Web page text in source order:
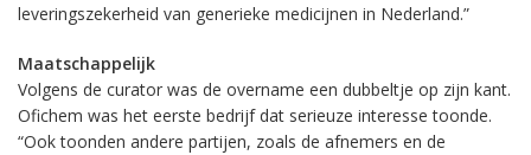
leveringszekerheid van generieke medicijnen in Nederland.”
Maatschappelijk
Volgens de curator was de overname een dubbeltje op zijn kant.
Ofichem was het eerste bedrijf dat serieuze interesse toonde.
“Ook toonden andere partijen, zoals de afnemers en de